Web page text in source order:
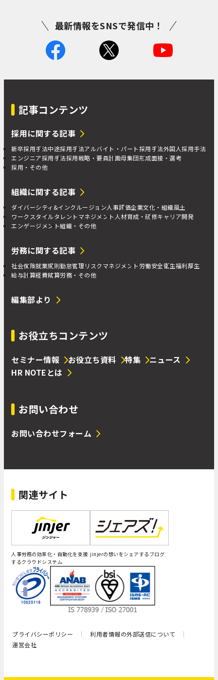
最新情報をSNSで発信中！
記事コンテンツ
採用に関する記事
新卒採用手法中途採用手法アルバイト・パート採用手法外国人採用手法
エンジニア採用手法採用戦略・要員計画母集団形成面接・選考
採用・その他
組織に関する記事
ダイバーシティ&インクルージョン人事評価企業文化・組織風土
ワークスタイルタレントマネジメント 人材育成・研修キャリア開発
エンゲージメント組織・その他
労務に関する記事
社会保険就業規則勤怠管理 リスクマネジメント 労働安全衛生福利厚生
給与計算経費精算労務・その他
編集部より
お役立ちコンテンツ
セミナー情報 お役立ち資料 特集
ニュース
HR NOTEとは
お問い合わせ
お問い合わせフォーム
関連サイト
人事労務の効率化・自動化を支援
するクラウドシステム
jinjerの想いをシェアするブログ
プライバシーポリシー
利用者情報の外部送信について
運営会社